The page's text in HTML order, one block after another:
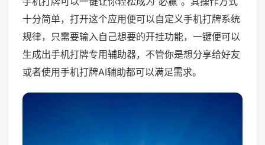
十分简单，打开这个应用便可以自定义手机打牌系统
规律，只需要输入自己想要的开挂功能，一键便可以
生成出手机打牌专用辅助器，不管你是想分享给好友
或者使用手机打牌AI辅助都可以满足需求。